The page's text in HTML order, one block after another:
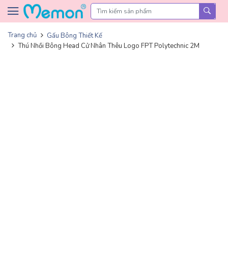
Skip to content
Trang chủ
Gấu Bông Thiết Kế
Thú Nhồi Bông Head Cử Nhân Thêu Logo FPT Polytechnic 2M